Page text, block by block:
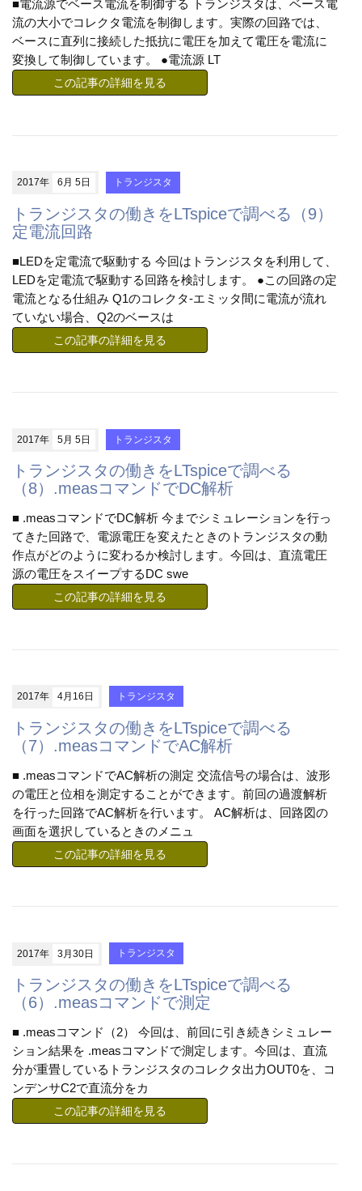
■電流源でベース電流を制御する トランジスタは、ベース電
流の大小でコレクタ電流を制御します。実際の回路では、
ベースに直列に接続した抵抗に電圧を加えて電圧を電流に
変換して制御しています。 ●電流源 LT
この記事の詳細を見る
2017年 6月 5日 トランジスタ
トランジスタの働きをLTspiceで調べる（9）
定電流回路
■LEDを定電流で駆動する 今回はトランジスタを利用して、
LEDを定電流で駆動する回路を検討します。 ●この回路の定
電流となる仕組み Q1のコレクタ-エミッタ間に電流が流れ
ていない場合、Q2のベースは
この記事の詳細を見る
2017年 5月 5日 トランジスタ
トランジスタの働きをLTspiceで調べる
（8）.measコマンドでDC解析
■ .measコマンドでDC解析 今までシミュレーションを行っ
てきた回路で、電源電圧を変えたときのトランジスタの動
作点がどのように変わるか検討します。今回は、直流電圧
源の電圧をスイープするDC swe
この記事の詳細を見る
2017年 4月16日 トランジスタ
トランジスタの働きをLTspiceで調べる
（7）.measコマンドでAC解析
■ .measコマンドでAC解析の測定 交流信号の場合は、波形
の電圧と位相を測定することができます。前回の過渡解析
を行った回路でAC解析を行います。 AC解析は、回路図の
画面を選択しているときのメニュ
この記事の詳細を見る
2017年 3月30日 トランジスタ
トランジスタの働きをLTspiceで調べる
（6）.measコマンドで測定
■ .measコマンド（2） 今回は、前回に引き続きシミュレー
ション結果を .measコマンドで測定します。今回は、直流
分が重畳しているトランジスタのコレクタ出力OUT0を、コ
ンデンサC2で直流分をカ
この記事の詳細を見る